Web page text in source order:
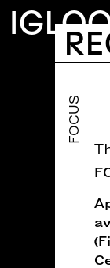
Aller au contenu
IGLOO RECORDS
FOCUS